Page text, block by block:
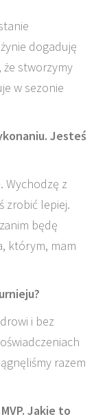
dogaduję
że stworzymy
w sezonie
Jesteś
Wychodzę z
zrobić lepiej.
będę
którym, mam
i bez
razem
Jakie to